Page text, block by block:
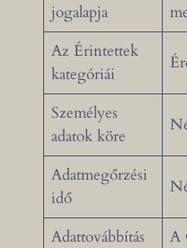
jogalapja
Az Érintettek
kategóriái
Személyes
adatok köre
Adatmegőrzési
idő
Adattovábbítás A